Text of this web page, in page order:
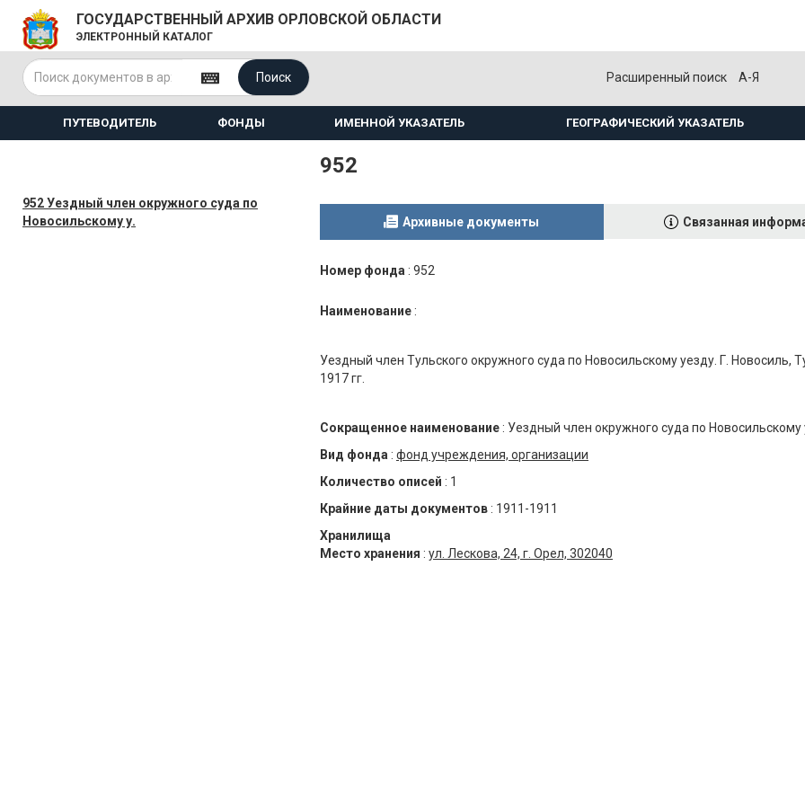
ГОСУДАРСТВЕННЫЙ АРХИВ ОРЛОВСКОЙ ОБЛАСТИ
ЭЛЕКТРОННЫЙ КАТАЛОГ
Поиск Расширенный поиск А-Я
ПУТЕВОДИТЕЛЬ ФОНДЫ ИМЕННОЙ УКАЗАТЕЛЬ ГЕОГРАФИЧЕСКИЙ УКАЗАТЕЛЬ
952 Уездный член окружного суда по
Новосильскому у.
952
Архивные документы Связанная
Номер фонда : 952
Наименование :
Уездный член Тульского окружного суда по Новосильскому уезду. Г. Новосиль,
1917 гг.
Сокращенное наименование : Уездный член окружного суда по Новосильскому
Вид фонда : фонд учреждения, организации
Количество описей : 1
Крайние даты документов : 1911-1911
Хранилища
Место хранения : ул. Лескова, 24, г. Орел, 302040